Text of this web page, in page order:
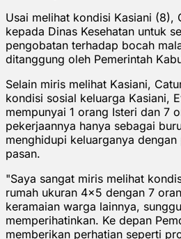
Usai melihat kondisi Kasiani (8),
kepada Dinas Kesehatan untuk
pengobatan terhadap bocah
ditanggung oleh Pemerintah
Selain miris melihat Kasiani,
kondisi sosial keluarga Kasiani,
mempunyai 1 orang Isteri dan 7
pekerjaannya hanya sebagai
menghidupi keluarganya
pasan.
"Saya sangat miris melihat
rumah ukuran 4x5 dengan 7
keramaian warga lainnya,
memperihatinkan. Ke depan
memberikan perhatian seperti